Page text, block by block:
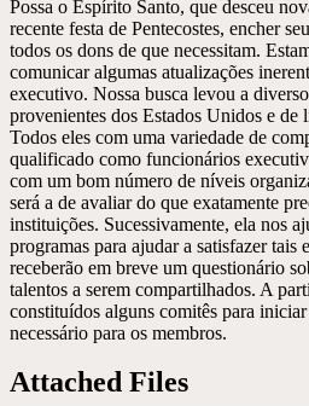
Possa o Espírito Santo, que desceu
recente festa de Pentecostes, encher
todos os dons de que necessitam.
comunicar algumas atualizações
executivo. Nossa busca levou a
provenientes dos Estados Unidos e de
Todos eles com uma variedade de
qualificado como funcionários
com um bom número de níveis
será a de avaliar do que exatamente
instituições. Sucessivamente, ela nos
programas para ajudar a satisfazer tais
receberão em breve um questionário
talentos a serem compartilhados. A
constituídos alguns comitês para
necessário para os membros.
Attached Files